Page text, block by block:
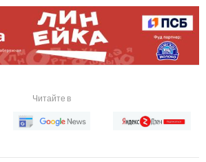
Читайте в